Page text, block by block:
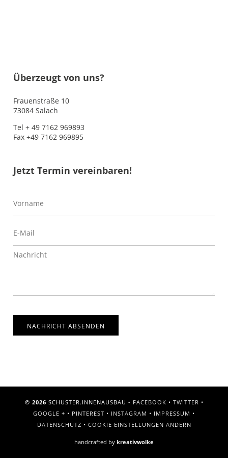
Überzeugt von uns?
Frauenstraße 10
73084 Salach
Tel + 49 7162 969893
Fax +49 7162 969895
Jetzt Termin vereinbaren!
NACHRICHT ABSENDEN
© 2026 SCHUSTER.INNENAUSBAU - FACEBOOK • TWITTER •
GOOGLE + • PINTEREST • INSTAGRAM • IMPRESSUM •
DATENSCHUTZ • COOKIE EINSTELLUNGEN ÄNDERN
handcrafted by kreativwolke